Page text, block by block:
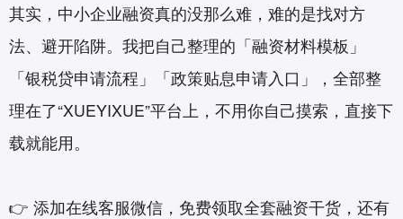
其实，中小企业融资真的没那么难，难的是找对方
法、避开陷阱。我把自己整理的「融资材料模板」
「银税贷申请流程」「政策贴息申请入口」，全部整
理在了“XUEYIXUE”平台上，不用你自己摸索，直接下
载就能用。
👉 添加在线客服微信，免费领取全套融资干货，还有